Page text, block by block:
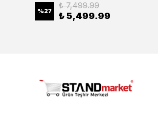
%27
₺ 7,499.99
₺ 5,499.99